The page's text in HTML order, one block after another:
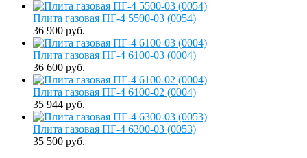
Плита газовая ПГ-4 5500-03 (0054)
36 900 руб.
Плита газовая ПГ-4 6100-03 (0004)
36 600 руб.
Плита газовая ПГ-4 6100-02 (0004)
35 944 руб.
Плита газовая ПГ-4 6300-03 (0053)
35 500 руб.